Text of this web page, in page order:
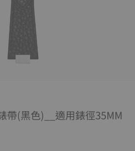
帶(黑色)__適用錶徑35MM